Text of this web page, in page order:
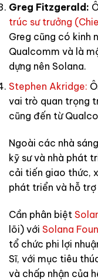
Greg Fitzgerald:
trúc sư trưởng
Greg cũng có kinh
Qualcomm và là
dựng nên Solana.
Stephen Akridge:
vai trò quan trọng
cũng đến từ
Ngoài các nhà
kỹ sư và nhà phát
cải tiến giao thức,
phát triển và hỗ trợ
Cần phân biệt
lõi) với Solana
tổ chức phi lợi
Sĩ, với mục tiêu
và chấp nhận của